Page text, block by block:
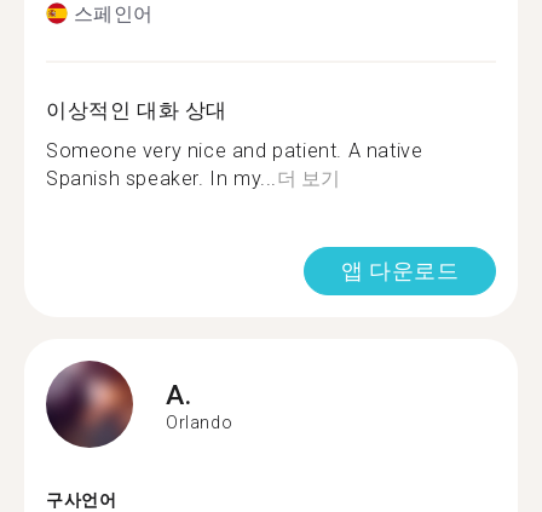
스페인어
이상적인 대화 상대
Someone very nice and patient. A native
Spanish speaker. In my... 더 보기
앱 다운로드
A.
Orlando
구사언어